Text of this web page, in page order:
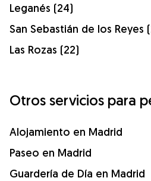
Leganés (24)
San Sebastián de los Reyes
Las Rozas (22)
Otros servicios para
Alojamiento en Madrid
Paseo en Madrid
Guardería de Día en Madrid